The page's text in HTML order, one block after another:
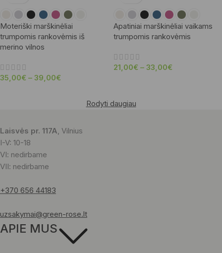
Moteriški marškinėliai
trumpomis rankovėmis iš
merino vilnos
35,00€ – 39,00€
Apatiniai marškinėliai vaikams
trumpomis rankovėmis
21,00€ – 33,00€
Rodyti daugiau
Laisvės pr. 117A , Vilnius
I-V: 10-18
VI: nedirbame
VII: nedirbame
+370 656 44183
uzsakymai@green-rose.lt
APIE MUS